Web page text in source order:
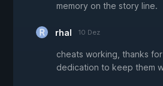
memory on the story line.
rhal 10 Dez
cheats working, thanks
dedication to keep them